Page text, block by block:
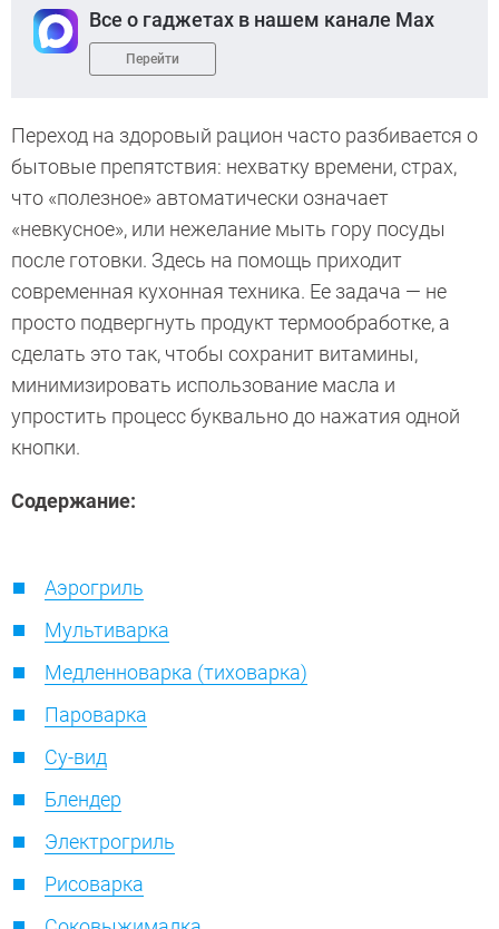
Все о гаджетах в нашем канале Max
Перейти
Переход на здоровый рацион часто разбивается о
бытовые препятствия: нехватку времени, страх,
что «полезное» автоматически означает
«невкусное», или нежелание мыть гору посуды
после готовки. Здесь на помощь приходит
современная кухонная техника. Ее задача — не
просто подвергнуть продукт термообработке, а
сделать это так, чтобы сохранит витамины,
минимизировать использование масла и
упростить процесс буквально до нажатия одной
кнопки.
Содержание:
Аэрогриль
Мультиварка
Медленноварка (тиховарка)
Пароварка
Су-вид
Блендер
Электрогриль
Рисоварка